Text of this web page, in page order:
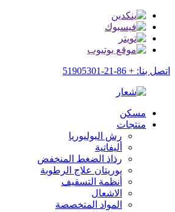
اتصل بنا: + 86-21-51905301
مسكن
منتجات
رش البوليوريا
أليفاتية
رذاذ الضغط المنخفض
يوريتان علاج الرطوبة
أنظمة التسقيف
الاشعال
المواد المتخصصة